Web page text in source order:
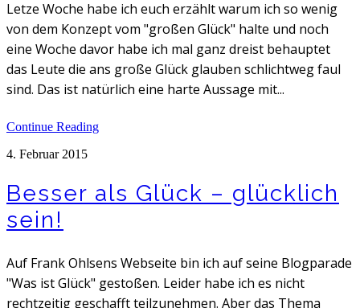
Letze Woche habe ich euch erzählt warum ich so wenig
von dem Konzept vom "großen Glück" halte und noch
eine Woche davor habe ich mal ganz dreist behauptet
das Leute die ans große Glück glauben schlichtweg faul
sind. Das ist natürlich eine harte Aussage mit...
Continue Reading
4. Februar 2015
Besser als Glück – glücklich
sein!
Auf Frank Ohlsens Webseite bin ich auf seine Blogparade
"Was ist Glück" gestoßen. Leider habe ich es nicht
rechtzeitig geschafft teilzunehmen. Aber das Thema